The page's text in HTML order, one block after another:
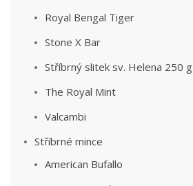
Royal Bengal Tiger
Stone X Bar
Stříbrný slitek sv. Helena 250 g
The Royal Mint
Valcambi
Stříbrné mince
American Bufallo